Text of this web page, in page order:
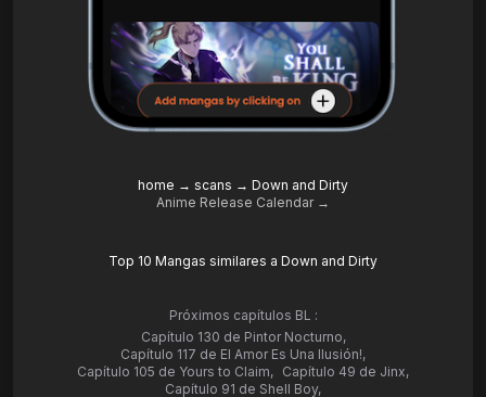
home → scans → Down and Dirty
Anime Release Calendar →
Top 10 Mangas similares a Down and Dirty
Próximos capítulos BL :
Capítulo 130 de Pintor Nocturno,
Capítulo 117 de El Amor Es Una Ilusión!,
Capítulo 105 de Yours to Claim, Capítulo 49 de Jinx,
Capítulo 91 de Shell Boy,